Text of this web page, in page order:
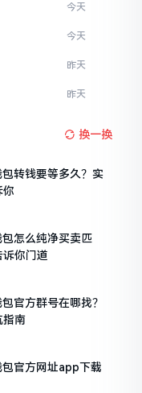
今天
今天
昨天
昨天
换一换
转钱要等多久？实
你
怎么纯净买卖匹
诉你门道
官方群号在哪找？
指南
官方网址app下载